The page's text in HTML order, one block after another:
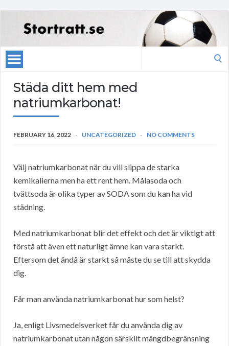
Städa ditt hem med
natriumkarbonat!
FEBRUARY 16, 2022 UNCATEGORIZED NO COMMENTS
Välj natriumkarbonat när du vill slippa de starka
kemikalierna men ha ett rent hem. Målasoda och
tvättsoda är olika typer av SODA som du kan ha vid
städning.
Med natriumkarbonat blir det effekt och det är viktigt att
förstå att även ett naturligt ämne kan vara starkt.
Eftersom det ändå är starkt så måste du se till att skydda
dig.
Får man använda natriumkarbonat hur som helst?
Ja, enligt Livsmedelsverket får du använda dig av
natriumkarbonat utan någon särskilt mängdbegränsning